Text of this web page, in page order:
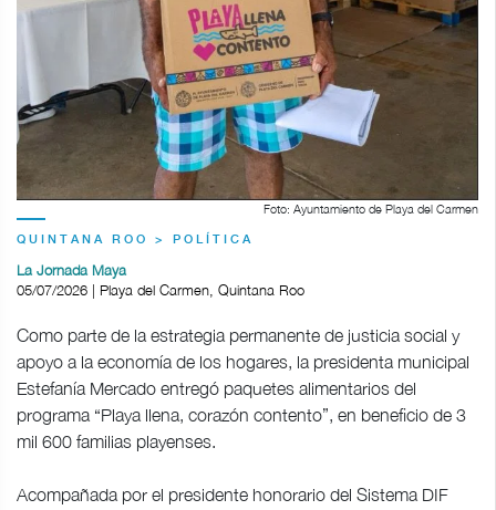
Foto: Ayuntamiento de Playa del Carmen
QUINTANA ROO > POLÍTICA
La Jornada Maya
05/07/2026 | Playa del Carmen, Quintana Roo
Como parte de la estrategia permanente de justicia social y
apoyo a la economía de los hogares, la presidenta municipal
Estefanía Mercado entregó paquetes alimentarios del
programa “Playa llena, corazón contento”, en beneficio de 3
mil 600 familias playenses.
Acompañada por el presidente honorario del Sistema DIF